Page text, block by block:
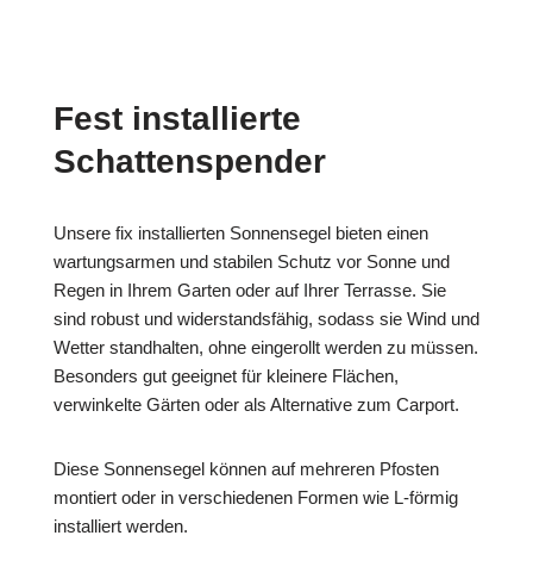
Fest installierte
Schattenspender
Unsere fix installierten Sonnensegel bieten einen
wartungsarmen und stabilen Schutz vor Sonne und
Regen in Ihrem Garten oder auf Ihrer Terrasse. Sie
sind robust und widerstandsfähig, sodass sie Wind und
Wetter standhalten, ohne eingerollt werden zu müssen.
Besonders gut geeignet für kleinere Flächen,
verwinkelte Gärten oder als Alternative zum Carport.
Diese Sonnensegel können auf mehreren Pfosten
montiert oder in verschiedenen Formen wie L-förmig
installiert werden.